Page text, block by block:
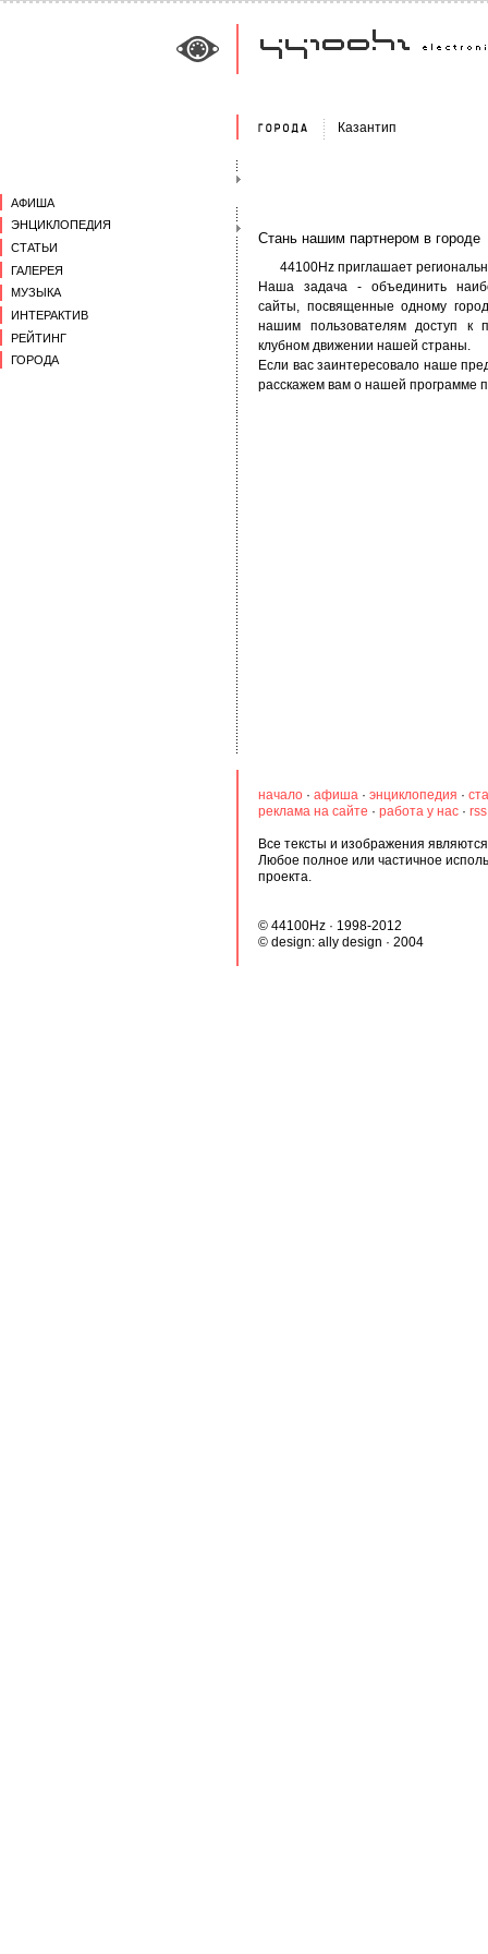
АФИША
ЭНЦИКЛОПЕДИЯ
СТАТЬИ
ГАЛЕРЕЯ
МУЗЫКА
ИНТЕРАКТИВ
РЕЙТИНГ
ГОРОДА
Казантип
Стань нашим партнером в городе
44100Hz приглашает
Наша задача - объединить
сайты, посвященные одному
нашим пользователям доступ к
клубном движении нашей страны.
Если вас заинтересовало наше
расскажем вам о нашей программе
начало · афиша · энциклопедия ·
реклама на сайте · работа у нас ·
Все тексты и изображения
Любое полное или частичное
проекта.
© 44100Hz · 1998-2012
© design: ally design · 2004